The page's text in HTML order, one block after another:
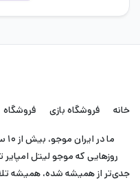
خانه فروشگاه بازی فروشگاه
روزهایی که موجو لیتل امپایر
جدی‌تر از همیشه شده، همیشه